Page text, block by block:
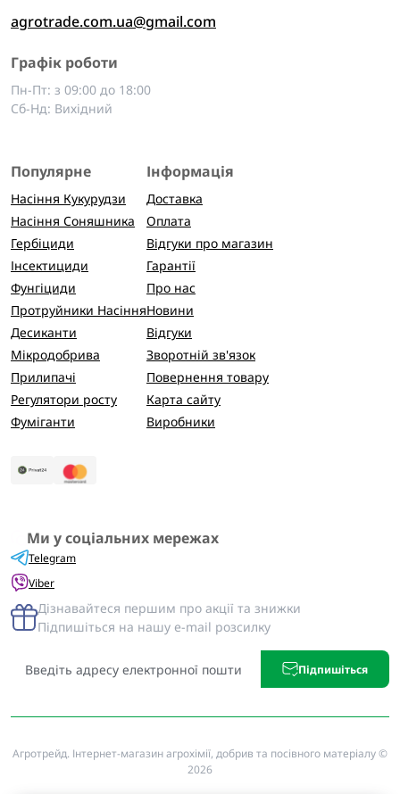
agrotrade.com.ua@gmail.com
Графік роботи
Пн-Пт: з 09:00 до 18:00
Сб-Нд: Вихідний
Популярне
Насіння Кукурудзи
Насіння Соняшника
Гербіциди
Інсектициди
Фунгіциди
Протруйники Насіння
Десиканти
Мікродобрива
Прилипачі
Регулятори росту
Фуміганти
Інформація
Доставка
Оплата
Відгуки про магазин
Гарантії
Про нас
Новини
Відгуки
Зворотній зв'язок
Повернення товару
Карта сайту
Виробники
Ми у соціальних мережах
Telegram
Viber
Дізнавайтеся першим про акції та знижки
Підпишіться на нашу e-mail розсилку
Підпишіться
Агротрейд. Інтернет-магазин агрохімії, добрив та посівного матеріалу ©
2026